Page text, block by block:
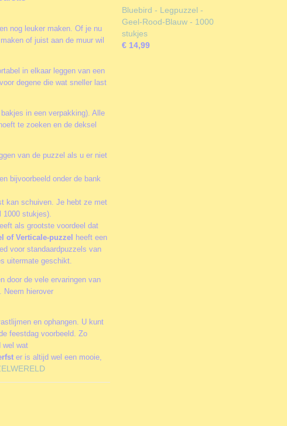
nog leuker maken. Of je nu
of juist aan de muur wil
in elkaar leggen van een
degene die wat sneller last
in een verpakking). Alle
te zoeken en de deksel
van de puzzel als u er niet
bijvoorbeeld onder de bank
kan schuiven. Je hebt ze met
1000 stukjes).
als grootste voordeel dat
of Verticale-puzzel
heeft een
voor standaardpuzzels van
uitermate geschikt.
door de vele ervaringen van
Neem hierover
en ophangen. U kunt
feestdag voorbeeld. Zo
wel wat
er is altijd wel een mooie,
Bluebird - Legpuzzel -
Geel-Rood-Blauw - 1000
stukjes
€ 14,99